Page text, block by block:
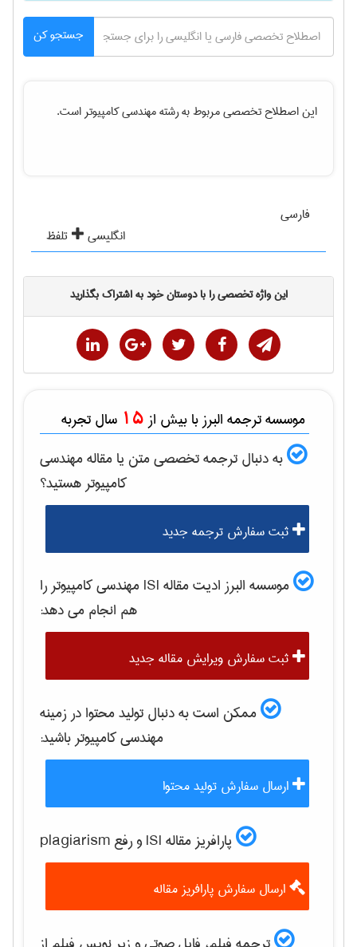
جستجو کن
این اصطلاح تخصصی مربوط به رشتهمهندسی كامپيوتراست.
فارسی
انگلیسی
تلفظ
این واژه تخصصی را با دوستان خود به اشتراک بگذارید
موسسه ترجمه البرز با بیش از 15 سال تجربه
به دنبال ترجمه تخصصی متن یا مقالهمهندسی
كامپيوترهستید؟
ثبت سفارش ترجمه جدید
موسسه البرز ادیت مقاله ISI مهندسی كامپيوتررا
هم انجام می دهد:
ثبت سفارش ویرایش مقاله جدید
ممکن است به دنبال تولید محتوا در زمینه
مهندسی كامپيوترباشید:
ارسال سفارش تولید محتوا
پارافریز مقاله ISI و رفع plagiarism
ارسال سفارش پارافریز مقاله